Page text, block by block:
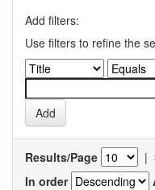
Add filters:
Use filters to refine the
Results/Page |
In order